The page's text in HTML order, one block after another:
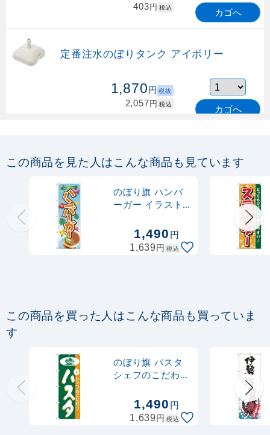
403円 税込 カゴへ
定番注水のぼりタンク アイボリー
1,870円 税抜
2,057円 税込 カゴへ
1.6～3m 伸縮式 緑 (30537GRN)
売り切れ中
購入不可
定番のぼり竿 オリジナルのぼりポール
1.6～3m 伸縮式 水色 (30537SBL)
定番のぼり竿 オリジナルのぼりポール
367円
403 円
この商品を見た人はこんな商品も見ています
のぼり旗 ハンバ
ーガー イラスト
1,490円
1,639円 税込
この商品を買った人はこんな商品も買っていま
す
のぼり旗 パスタ
シェフのこだわり
1,490円
1,639円 税込